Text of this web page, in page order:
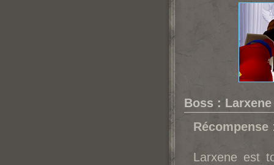
Boss : Larxene
Récompense
Larxene est